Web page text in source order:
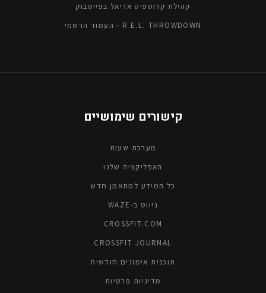
קהילת קרוספיט אריאל בפייסבוק
R.E.L. THROWDOWN - העמוד הרשמי
קישורים שימושיים
מערכת שעות
האפליקציה שלנו
כל המידע למתאמן חדש
ניווט ב-WAZE
CROSSFIT.COM
CROSSFIT JOURNAL
תוכנית אימונים חודשית
מדיניות פרטיות